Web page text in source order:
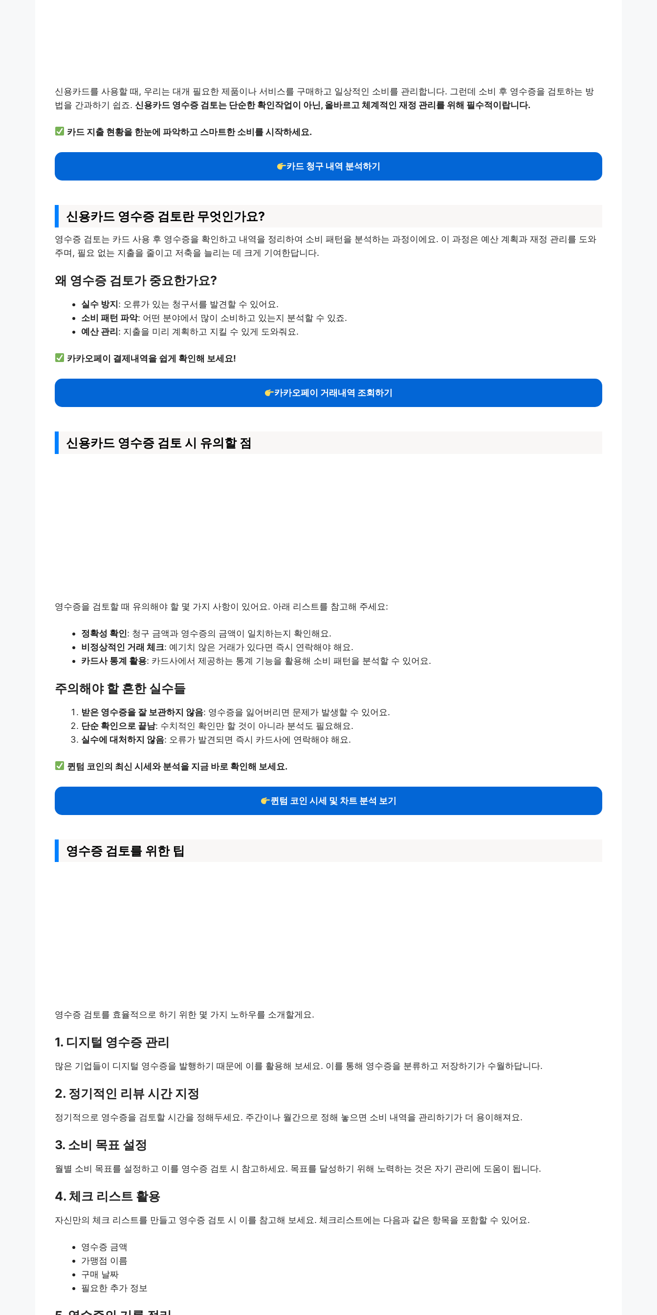
신용카드를 사용할 때, 우리는 대개 필요한 제품이나 서비스를 구매하고 일상적인 소비를 관리합니다. 그런데 소비 후 영수증을 검토하는 방
법을 간과하기 쉽죠. 신용카드 영수증 검토는 단순한 확인작업이 아닌, 올바르고 체계적인 재정 관리를 위해 필수적이랍니다.
카드 지출 현황을 한눈에 파악하고 스마트한 소비를 시작하세요.
카드 청구 내역 분석하기
신용카드 영수증 검토란 무엇인가요?
영수증 검토는 카드 사용 후 영수증을 확인하고 내역을 정리하여 소비 패턴을 분석하는 과정이에요. 이 과정은 예산 계획과 재정 관리를 도와
주며, 필요 없는 지출을 줄이고 저축을 늘리는 데 크게 기여한답니다.
왜 영수증 검토가 중요한가요?
실수 방지: 오류가 있는 청구서를 발견할 수 있어요.
소비 패턴 파악: 어떤 분야에서 많이 소비하고 있는지 분석할 수 있죠.
예산 관리: 지출을 미리 계획하고 지킬 수 있게 도와줘요.
카카오페이 결제내역을 쉽게 확인해 보세요!
카카오페이 거래내역 조회하기
신용카드 영수증 검토 시 유의할 점
영수증을 검토할 때 유의해야 할 몇 가지 사항이 있어요. 아래 리스트를 참고해 주세요:
정확성 확인: 청구 금액과 영수증의 금액이 일치하는지 확인해요.
비정상적인 거래 체크: 예기치 않은 거래가 있다면 즉시 연락해야 해요.
카드사 통계 활용: 카드사에서 제공하는 통계 기능을 활용해 소비 패턴을 분석할 수 있어요.
주의해야 할 흔한 실수들
받은 영수증을 잘 보관하지 않음: 영수증을 잃어버리면 문제가 발생할 수 있어요.
단순 확인으로 끝남: 수치적인 확인만 할 것이 아니라 분석도 필요해요.
실수에 대처하지 않음: 오류가 발견되면 즉시 카드사에 연락해야 해요.
퀸텀 코인의 최신 시세와 분석을 지금 바로 확인해 보세요.
퀸텀 코인 시세 및 차트 분석 보기
영수증 검토를 위한 팁
영수증 검토를 효율적으로 하기 위한 몇 가지 노하우를 소개할게요.
1. 디지털 영수증 관리
많은 기업들이 디지털 영수증을 발행하기 때문에 이를 활용해 보세요. 이를 통해 영수증을 분류하고 저장하기가 수월하답니다.
2. 정기적인 리뷰 시간 지정
정기적으로 영수증을 검토할 시간을 정해두세요. 주간이나 월간으로 정해 놓으면 소비 내역을 관리하기가 더 용이해져요.
3. 소비 목표 설정
월별 소비 목표를 설정하고 이를 영수증 검토 시 참고하세요. 목표를 달성하기 위해 노력하는 것은 자기 관리에 도움이 됩니다.
4. 체크 리스트 활용
자신만의 체크 리스트를 만들고 영수증 검토 시 이를 참고해 보세요. 체크리스트에는 다음과 같은 항목을 포함할 수 있어요.
영수증 금액
가맹점 이름
구매 날짜
필요한 추가 정보